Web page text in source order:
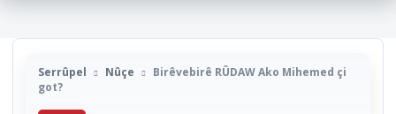
Serrûpel Nûçe
Birêvebirê RÛDAW Ako Mihemed çi
got?